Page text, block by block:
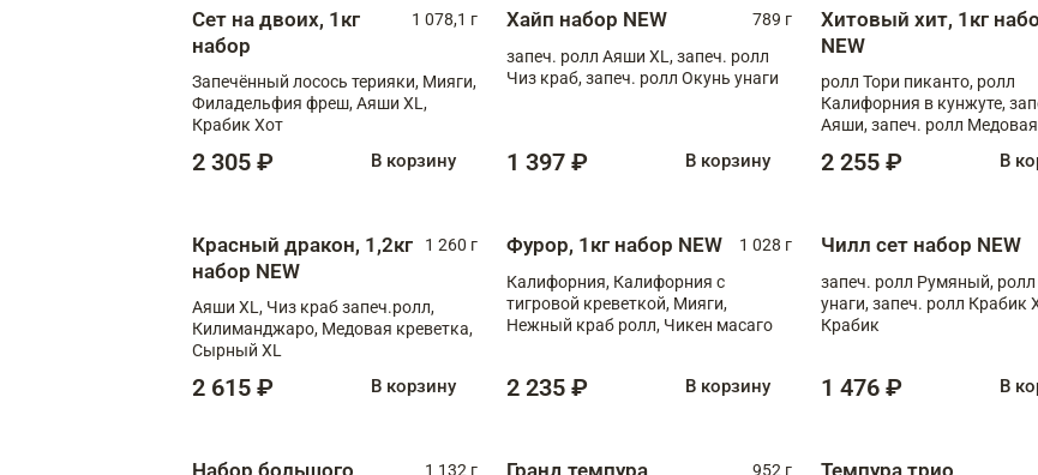
Сет на двоих, 1кг
набор
1 078,1 г
Запечённый лосось терияки, Мияги,
Филадельфия фреш, Аяши XL,
Крабик Хот
2 305 ₽ В корзину
Хайп набор NEW
789 г
запеч. ролл Аяши XL, запеч. ролл
Чиз краб, запеч. ролл Окунь унаги
1 397 ₽ В корзину
Хитовый хит, 1кг
NEW
ролл Тори пиканто, ролл
Калифорния в кунжуте,
Аяши, запеч. ролл Медовая
чукой
2 255 ₽ В
Красный дракон, 1,2кг
набор NEW
1 260 г
Аяши XL, Чиз краб запеч.ролл,
Килиманджаро, Медовая креветка,
Сырный XL
2 615 ₽ В корзину
Фурор, 1кг набор NEW
1 028 г
Калифорния, Калифорния с
тигровой креветкой, Мияги,
Нежный краб ролл, Чикен масаго
2 235 ₽ В корзину
Чилл сет набор NEW
запеч. ролл Румяный,
унаги, запеч. ролл Крабик
Крабик
1 476 ₽ В
Набор большого
1 132 г Гранд темпура
952 г
Темпура трио